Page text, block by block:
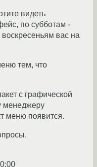
видеть
по субботам -
вас на
тем, что
с графической
менеджеру
меню появится.